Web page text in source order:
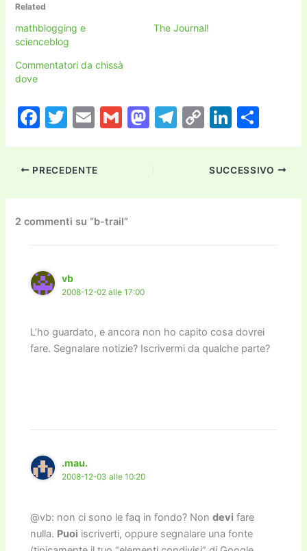
Related
mathblogging e
scienceblog
The Journal!
Commentatori da chissà
dove
F
c
e
b
o
o
k
T
itt
er
E
ai
l
G
M
d
n
T
a
C
p
y
Li
k
Li
k
e
dI
n
di
vi
PRECEDENTE SUCCESSIVO
2 commenti su “b-trail”
vb
2008-12-02 alle 17:00
L’ho guardato, e ancora non ho capito cosa dovrei
fare. Segnalare notizie? Iscrivermi da qualche parte?
.mau.
2008-12-03 alle 10:20
@vb: non ci sono le faq in fondo? Nondevi fare
nulla. Puoi iscriverti, oppure segnalare una fonte